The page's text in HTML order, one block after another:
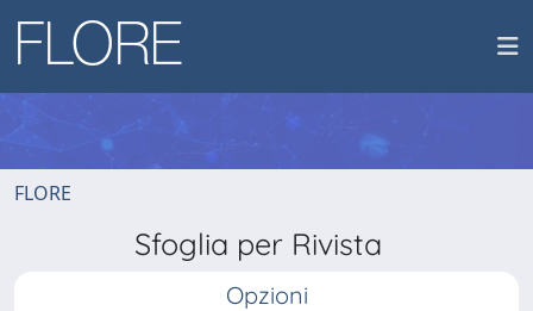
FLORE
Sfoglia per Rivista
Opzioni